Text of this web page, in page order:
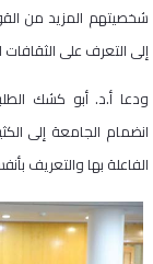
شخصيتهم المزيد من
إلى التعرف على الثقافات
ودعا أ.د. أبو كشك
انضمام الجامعة إلى
الفاعلة بها والتعريف